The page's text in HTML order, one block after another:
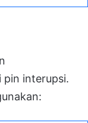
pin interupsi.